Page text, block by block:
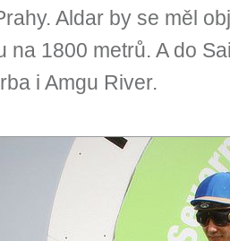
Aldar by se měl
na 1800 metrů. A do
i Amgu River.